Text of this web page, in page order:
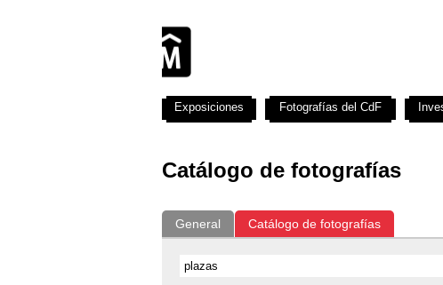
Catálogo de fotografías
General Catálogo de fotografías
Exposiciones Fotografías del CdF